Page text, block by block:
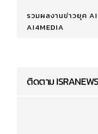
รวมผลงานข่าวยุค
AI4MEDIA
ติดตาม ISRANEWS